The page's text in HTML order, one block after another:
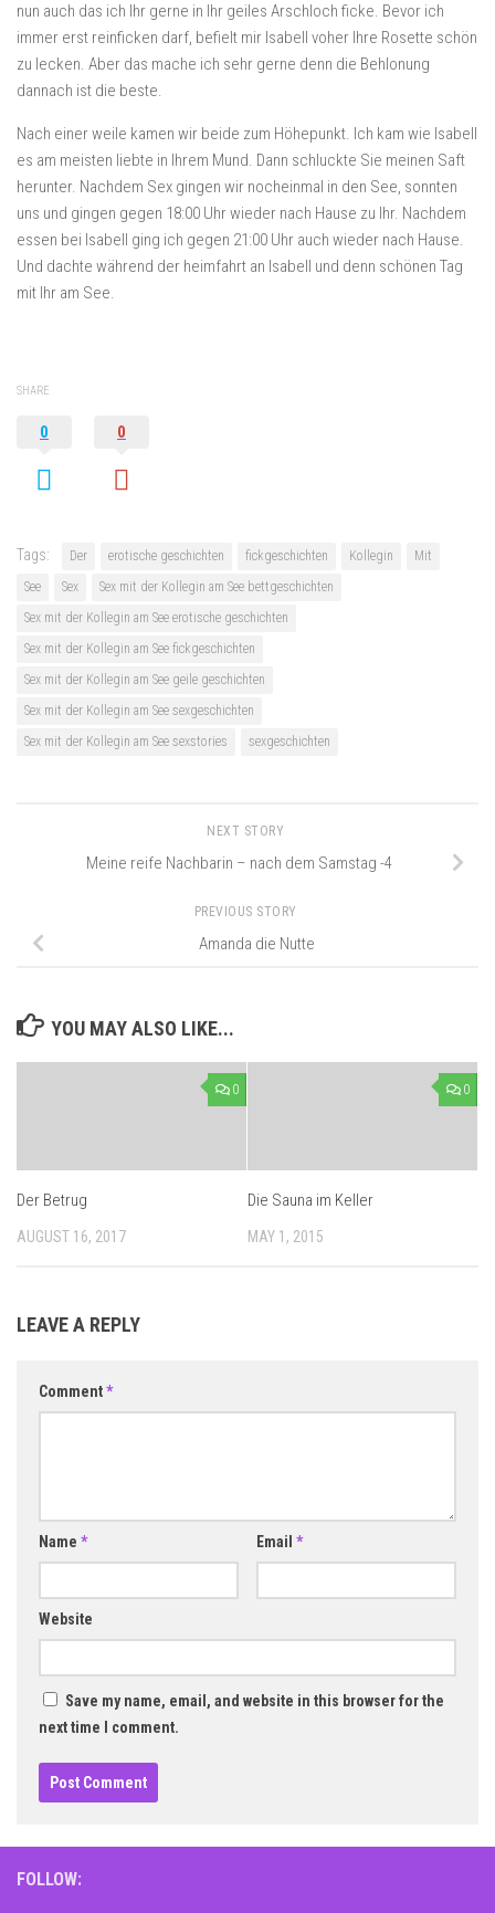
nun auch das ich Ihr gerne in Ihr geiles Arschloch ficke. Bevor ich
immer erst reinficken darf, befielt mir Isabell voher Ihre Rosette schön
zu lecken. Aber das mache ich sehr gerne denn die Behlonung
dannach ist die beste.
Nach einer weile kamen wir beide zum Höhepunkt. Ich kam wie Isabell
es am meisten liebte in Ihrem Mund. Dann schluckte Sie meinen Saft
herunter. Nachdem Sex gingen wir nocheinmal in den See, sonnten
uns und gingen gegen 18:00 Uhr wieder nach Hause zu Ihr. Nachdem
essen bei Isabell ging ich gegen 21:00 Uhr auch wieder nach Hause.
Und dachte während der heimfahrt an Isabell und denn schönen Tag
mit Ihr am See.
SHARE
0 0
Tags: Der erotische geschichten fickgeschichten Kollegin
Mit
See
Sex
Sex mit der Kollegin am See bettgeschichten
Sex mit der Kollegin am See erotische geschichten
Sex mit der Kollegin am See fickgeschichten
Sex mit der Kollegin am See geile geschichten
Sex mit der Kollegin am See sexgeschichten
Sex mit der Kollegin am See sexstories
sexgeschichten
NEXT STORY
Meine reife Nachbarin – nach dem Samstag -4
PREVIOUS STORY
Amanda die Nutte
YOU MAY ALSO LIKE...
0
Der Betrug
AUGUST 16, 2017
0
Die Sauna im Keller
MAY 1, 2015
LEAVE A REPLY
Comment*
Name * Email *
Website
Save my name, email, and website in this browser for the
next time I comment.
FOLLOW: